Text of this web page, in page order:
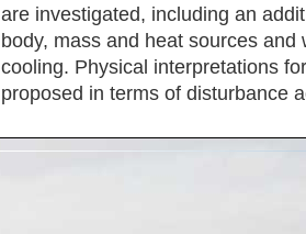
are investigated, including an
body, mass and heat sources
cooling. Physical interpretations
proposed in terms of disturbance